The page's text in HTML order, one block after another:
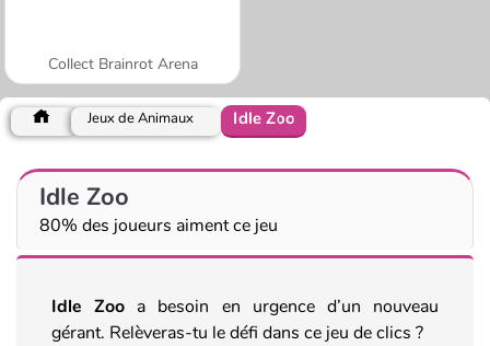
Collect Brainrot Arena
Jeux de Animaux Idle Zoo
Idle Zoo
80% des joueurs aiment ce jeu
Idle Zoo a besoin en urgence d’un nouveau
gérant. Relèveras-tu le défi dans ce jeu de clics ?